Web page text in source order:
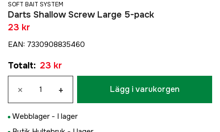
SOFT BAIT SYSTEM
Darts Shallow Screw Large 5-pack
23 kr
EAN: 7330908835460
Totalt: 23 kr
× + Lägg i varukorgen
Webblager - I lager